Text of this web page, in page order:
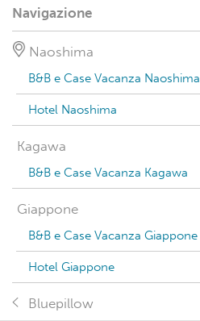
Navigazione
Naoshima
B&B e Case Vacanza Naoshima
Hotel Naoshima
Kagawa
B&B e Case Vacanza Kagawa
Giappone
B&B e Case Vacanza Giappone
Hotel Giappone
Bluepillow